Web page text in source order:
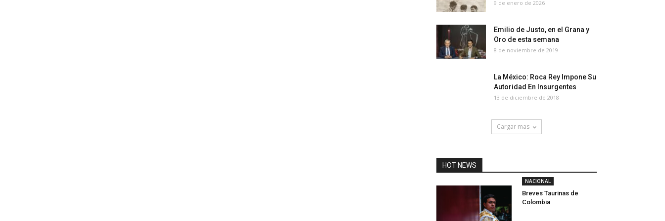
9 de enero de 2026
Emilio de Justo, en el Grana y
Oro de esta semana
8 de noviembre de 2019
La México: Roca Rey Impone Su
Autoridad En Insurgentes
13 de diciembre de 2018
Cargar mas
HOT NEWS
NACIONAL
Breves Taurinas de
Colombia